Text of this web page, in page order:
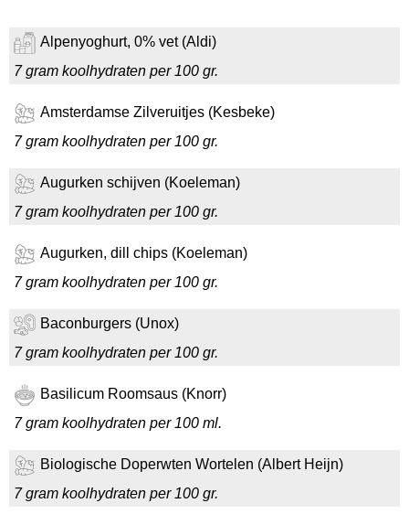
Alpenyoghurt, 0% vet (Aldi)
7 gram koolhydraten per 100 gr.
Amsterdamse Zilveruitjes (Kesbeke)
7 gram koolhydraten per 100 gr.
Augurken schijven (Koeleman)
7 gram koolhydraten per 100 gr.
Augurken, dill chips (Koeleman)
7 gram koolhydraten per 100 gr.
Baconburgers (Unox)
7 gram koolhydraten per 100 gr.
Basilicum Roomsaus (Knorr)
7 gram koolhydraten per 100 ml.
Biologische Doperwten Wortelen (Albert Heijn)
7 gram koolhydraten per 100 gr.